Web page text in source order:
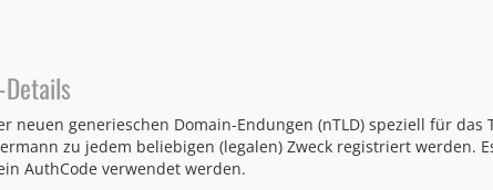
Details
neuen generieschen Domain-Endungen (nTLD) speziell für
zu jedem beliebigen (legalen) Zweck registriert werden.
AuthCode verwendet werden.